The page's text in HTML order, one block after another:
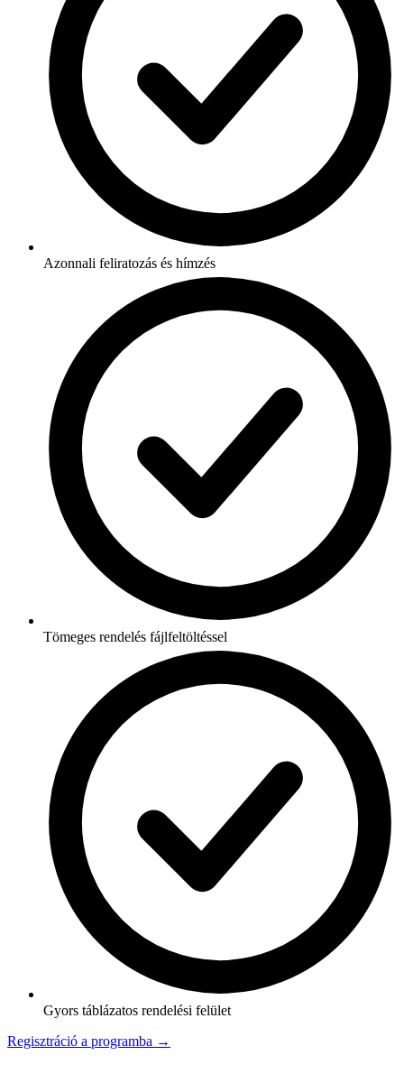
Azonnali feliratozás és hímzés
Tömeges rendelés fájlfeltöltéssel
Gyors táblázatos rendelési felület
Regisztráció a programba →